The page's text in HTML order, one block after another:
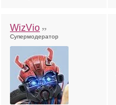
WizVio
Супермодератор